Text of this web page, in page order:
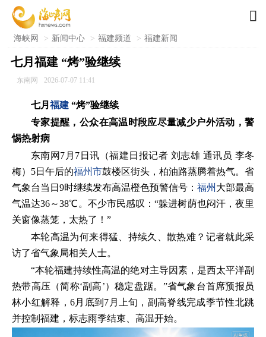

海峡网 > 新闻中心 > 福建频道 > 福建新闻
七月福建 “烤”验继续
东南网 2026-07-07 11:41
七月 福建 “烤”验继续
专家提醒，公众在高温时段应尽量减少户外活动，警
惕热射病
东南网7月7日讯（福建日报记者 刘志雄 通讯员 李冬
梅）5日午后的福州市鼓楼区街头，柏油路蒸腾着热气。省
气象台当日9时继续发布高温橙色预警信号： 福州 大部最高
气温达36～38℃。不少市民感叹：“躲进树荫也闷汗，夜里
关窗像蒸笼，太热了！”
本轮高温为何来得猛、持续久、散热难？记者就此采
访了省气象局相关人士。
“本轮福建持续性高温的绝对主导因素，是西太平洋副
热带高压（简称‘副高’）稳定盘踞。”省气象台首席预报员
林小红解释，6月底到7月上旬，副高脊线完成季节性北跳
并控制福建，标志雨季结束、高温开始。